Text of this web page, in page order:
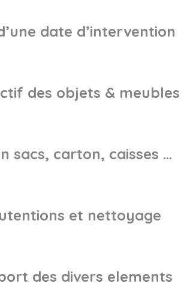
date d’intervention
des objets & meubles
sacs, carton, caisses …
et nettoyage
des divers elements